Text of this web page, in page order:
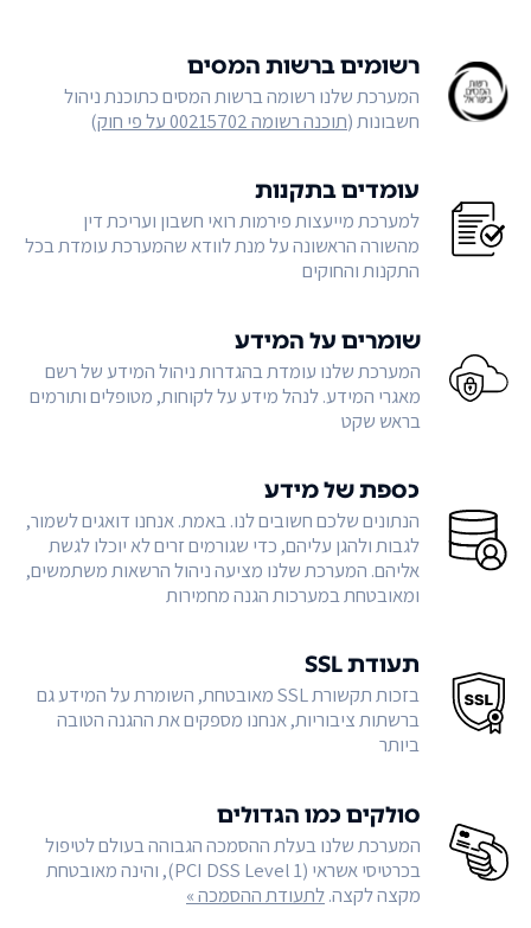
רשומים ברשות המסים
המערכת שלנו רשומה ברשות המסים כתוכנת ניהול
חשבונות (תוכנה רשומה 00215702 על פי חוק )
עומדים בתקנות
למערכת מייעצות פירמות רואי חשבון ועריכת דין
מהשורה הראשונה על מנת לוודא שהמערכת עומדת בכל
התקנות והחוקים
שומרים על המידע
המערכת שלנו עומדת בהגדרות ניהול המידע של רשם
מאגרי המידע. לנהל מידע על לקוחות, מטופלים ותורמים
בראש שקט
כספת של מידע
הנתונים שלכם חשובים לנו. באמת. אנחנו דואגים לשמור,
לגבות ולהגן עליהם, כדי שגורמים זרים לא יוכלו לגשת
אליהם. המערכת שלנו מציעה ניהול הרשאות משתמשים,
ומאובטחת במערכות הגנה מחמירות
תעודת SSL
בזכות תקשורת SSL מאובטחת, השומרת על המידע גם
ברשתות ציבוריות, אנחנו מספקים את ההגנה הטובה
ביותר
סולקים כמו הגדולים
המערכת שלנו בעלת ההסמכה הגבוהה בעולם לטיפול
בכרטיסי אשראי (PCI DSS Level 1), והינה מאובטחת
מקצה לקצה.לתעודת ההסמכה »